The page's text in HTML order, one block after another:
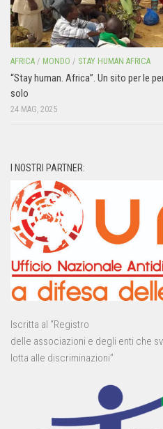
AFRICA / MONDO / STAY HUMAN AFRICA
“Stay human. Africa”. Un sito per le
solo
24 MAG, 2025
I NOSTRI PARTNER:
Iscritta al “Registro
delle associazioni e degli enti che
lotta alle discriminazioni”